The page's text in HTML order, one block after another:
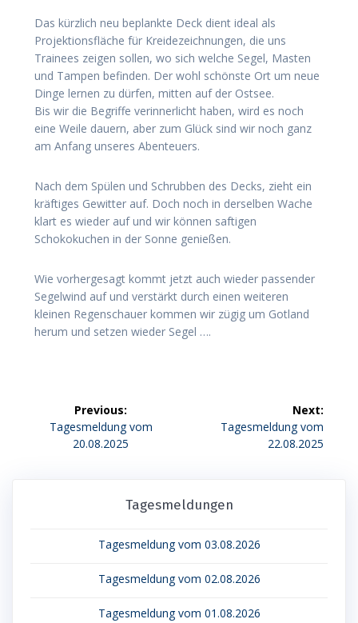
Das kürzlich neu beplankte Deck dient ideal als
Projektionsfläche für Kreidezeichnungen, die uns
Trainees zeigen sollen, wo sich welche Segel, Masten
und Tampen befinden. Der wohl schönste Ort um neue
Dinge lernen zu dürfen, mitten auf der Ostsee.
Bis wir die Begriffe verinnerlicht haben, wird es noch
eine Weile dauern, aber zum Glück sind wir noch ganz
am Anfang unseres Abenteuers.
Nach dem Spülen und Schrubben des Decks, zieht ein
kräftiges Gewitter auf. Doch noch in derselben Wache
klart es wieder auf und wir können saftigen
Schokokuchen in der Sonne genießen.
Wie vorhergesagt kommt jetzt auch wieder passender
Segelwind auf und verstärkt durch einen weiteren
kleinen Regenschauer kommen wir zügig um Gotland
herum und setzen wieder Segel ….
Beitragsnavigation
Previous:
Previous
post:
Tagesmeldung vom
20.08.2025
Next:
Next
Tagesmeldung vom
22.08.2025
Tagesmeldungen
Tagesmeldung vom 03.08.2026
Tagesmeldung vom 02.08.2026
Tagesmeldung vom 01.08.2026